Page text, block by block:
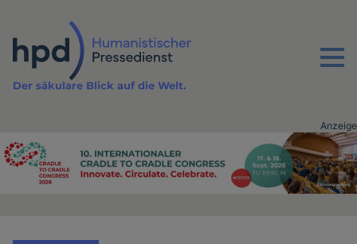
Inhalt
Menu
Der säkulare Blick auf die Welt.
Advertising
Anzeige